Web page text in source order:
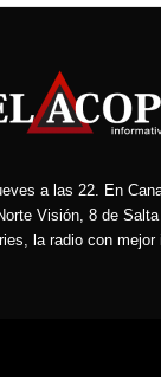
a las 22. En
Visión, 8 de
la radio con mejor